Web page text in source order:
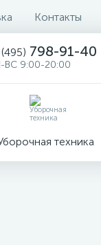
Контакты
798-91-40
ВС 9:00-20:00
техника